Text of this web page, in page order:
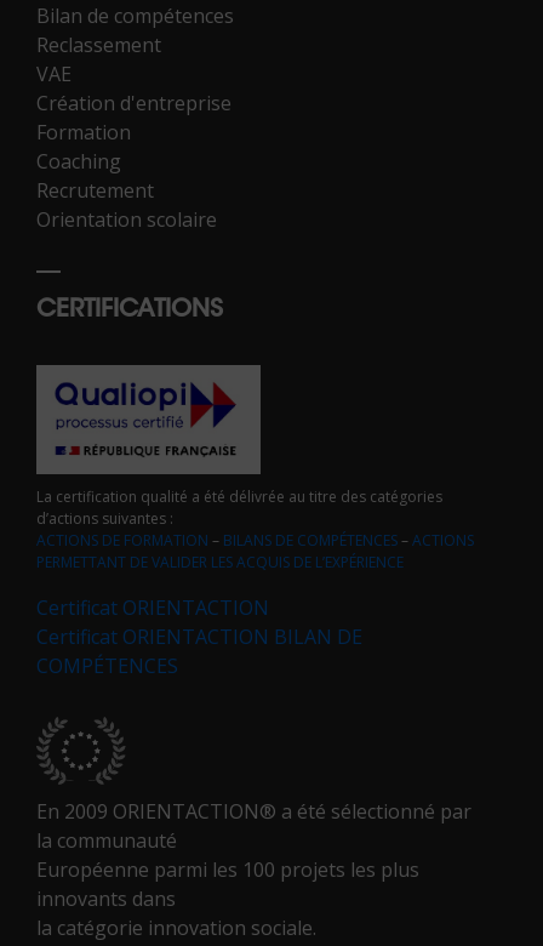
Bilan de compétences
Reclassement
VAE
Création d'entreprise
Formation
Coaching
Recrutement
Orientation scolaire
CERTIFICATIONS
La certification qualité a été délivrée au titre des catégories
d’actions suivantes :
ACTIONS DE FORMATION – BILANS DE COMPÉTENCES–ACTIONS
PERMETTANT DE VALIDER LES ACQUIS DE L’EXPÉRIENCE
Certificat ORIENTACTION
Certificat ORIENTACTION BILAN DE
COMPÉTENCES
En 2009 ORIENTACTION® a été sélectionné par
la communauté
Européenne parmi les 100 projets les plus
innovants dans
la catégorie innovation sociale.